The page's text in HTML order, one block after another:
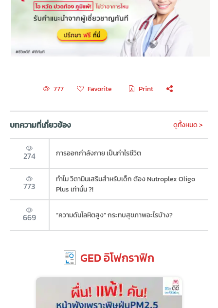
777 Favorite Print
บทความที่เกี่ยวข้อง ดูทั้งหมด >
274 การออกกำลังกาย เป็นกำไรชีวิต
773
ทำไม วิตามินเสริมสำหรับเด็ก ต้อง Nutroplex Oligo
Plus เท่านั้น ?!
669 “ความดันโลหิตสูง” กระทบสุขภาพอะไรบ้าง?
GED อิโฟกราฟิก